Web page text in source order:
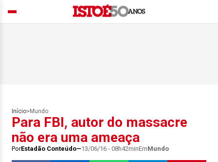
Início> Mundo
Para FBI, autor do massacre
não era uma ameaça
PorEstadão Conteúdo 13/06/16 - 08h42minEmMundo